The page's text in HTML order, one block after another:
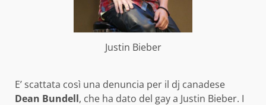
Justin Bieber
E’ scattata così una denuncia per il dj canadese
Dean Bundell, che ha dato del gay a Justin Bieber. I